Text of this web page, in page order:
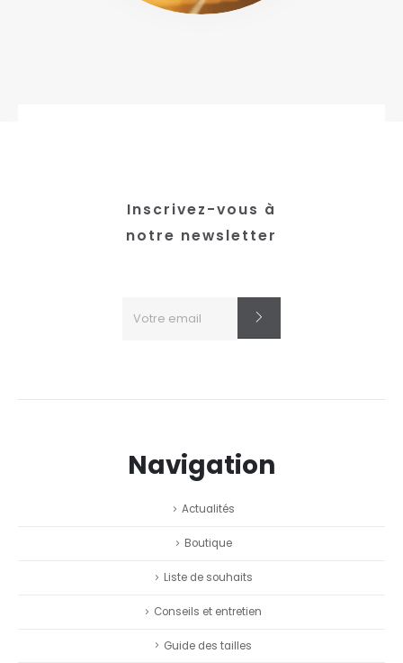
Inscrivez-vous à
notre newsletter
Navigation
Actualités
Boutique
Liste de souhaits
Conseils et entretien
Guide des tailles